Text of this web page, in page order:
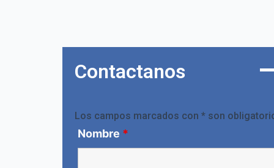
Contactanos
Los campos marcados con * son
Nombre *